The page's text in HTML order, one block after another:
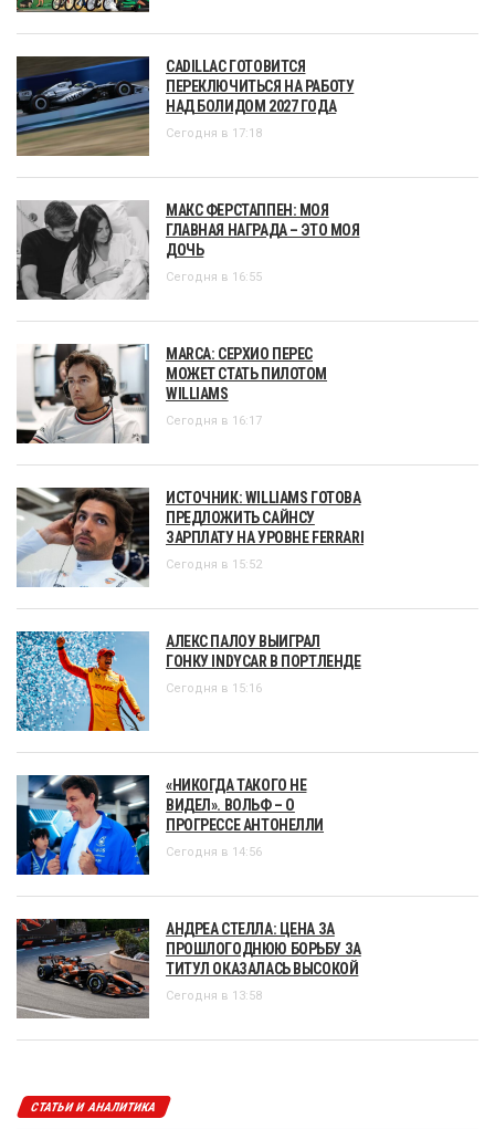
CADILLAC ГОТОВИТСЯ
ПЕРЕКЛЮЧИТЬСЯ НА РАБОТУ
НАД БОЛИДОМ 2027 ГОДА
Сегодня в 17:18
МАКС ФЕРСТАППЕН: МОЯ
ГЛАВНАЯ НАГРАДА – ЭТО МОЯ
ДОЧЬ
Сегодня в 16:55
MARCA: СЕРХИО ПЕРЕС
МОЖЕТ СТАТЬ ПИЛОТОМ
WILLIAMS
Сегодня в 16:17
ИСТОЧНИК: WILLIAMS ГОТОВА
ПРЕДЛОЖИТЬ САЙНСУ
ЗАРПЛАТУ НА УРОВНЕ FERRARI
Сегодня в 15:52
АЛЕКС ПАЛОУ ВЫИГРАЛ
ГОНКУ INDYCAR В ПОРТЛЕНДЕ
Сегодня в 15:16
«НИКОГДА ТАКОГО НЕ
ВИДЕЛ». ВОЛЬФ – О
ПРОГРЕССЕ АНТОНЕЛЛИ
Сегодня в 14:56
АНДРЕА СТЕЛЛА: ЦЕНА ЗА
ПРОШЛОГОДНЮЮ БОРЬБУ ЗА
ТИТУЛ ОКАЗАЛАСЬ ВЫСОКОЙ
Сегодня в 13:58
СТАТЬИ И АНАЛИТИКА